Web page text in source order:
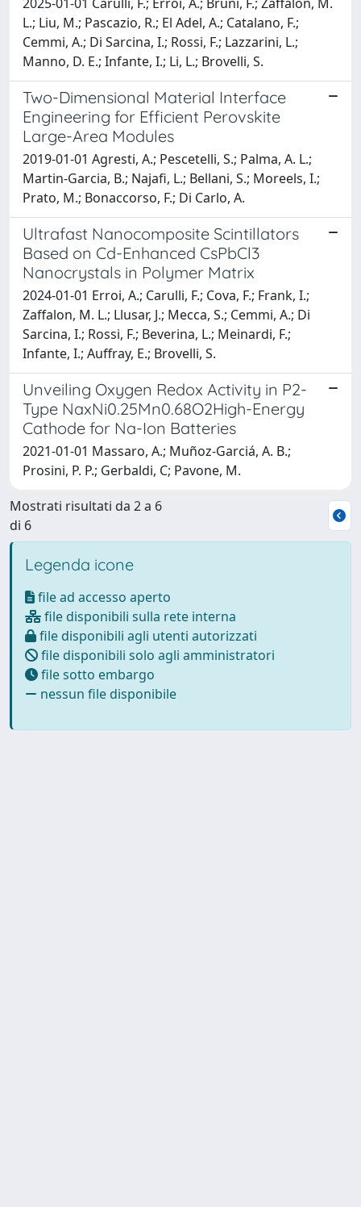
L.; Liu, M.; Pascazio, R.; El Adel, A.; Catalano, F.;
Cemmi, A.; Di Sarcina, I.; Rossi, F.; Lazzarini, L.;
Manno, D. E.; Infante, I.; Li, L.; Brovelli, S.
Two-Dimensional Material Interface
Engineering for Efficient Perovskite
Large-Area Modules
2019-01-01 Agresti, A.; Pescetelli, S.; Palma, A. L.;
Martin-Garcia, B.; Najafi, L.; Bellani, S.; Moreels, I.;
Prato, M.; Bonaccorso, F.; Di Carlo, A.
Ultrafast Nanocomposite Scintillators
Based on Cd-Enhanced CsPbCl3
Nanocrystals in Polymer Matrix
2024-01-01 Erroi, A.; Carulli, F.; Cova, F.; Frank, I.;
Zaffalon, M. L.; Llusar, J.; Mecca, S.; Cemmi, A.; Di
Sarcina, I.; Rossi, F.; Beverina, L.; Meinardi, F.;
Infante, I.; Auffray, E.; Brovelli, S.
Unveiling Oxygen Redox Activity in P2-
Type NaxNi0.25Mn0.68O2High-Energy
Cathode for Na-Ion Batteries
2021-01-01 Massaro, A.; Muñoz-Garciá, A. B.;
Prosini, P. P.; Gerbaldi, C; Pavone, M.
Mostrati risultati da 2 a 6
di 6
Legenda icone
file ad accesso aperto
file disponibili sulla rete interna
file disponibili agli utenti autorizzati
file disponibili solo agli amministratori
file sotto embargo
nessun file disponibile